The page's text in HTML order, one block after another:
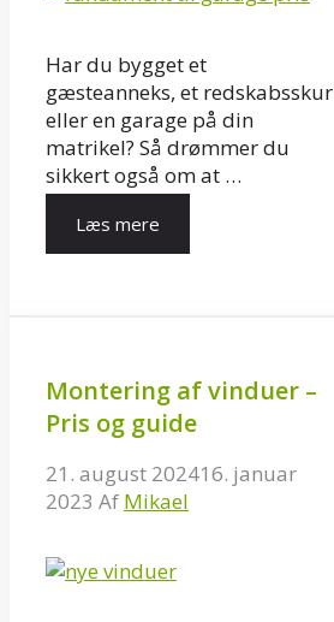
Har du bygget et
gæsteanneks, et redskabsskur
eller en garage på din
matrikel? Så drømmer du
sikkert også om at …
Læs mere
Montering af vinduer –
Pris og guide
21. august 202416. januar
2023 Af Mikael